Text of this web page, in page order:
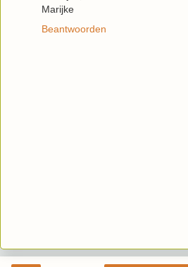
Marijke
Beantwoorden